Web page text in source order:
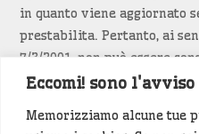
Eccomi! sono l'avviso
Memorizziamo alcune tue
in quanto viene aggiornato
prestabilita. Pertanto, ai
7/3/2001, non può essere
editoriale.
Siamo attenti a non